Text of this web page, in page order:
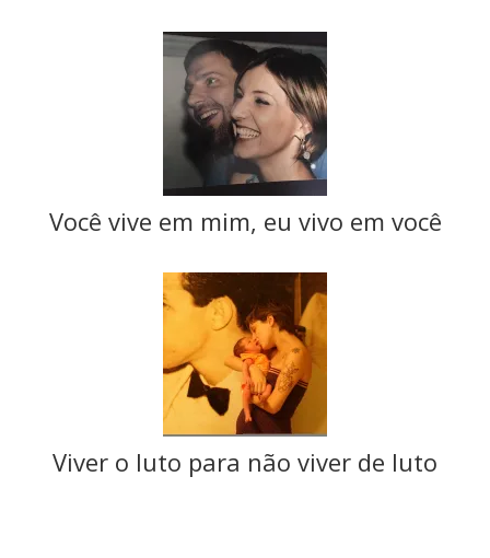
Você vive em mim, eu vivo em você
Viver o luto para não viver de luto